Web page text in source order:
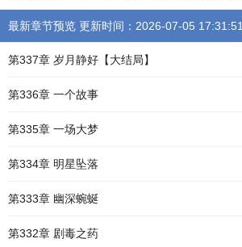
最新章节预览 更新时间：2026-07-05 17:31:51
第337章 岁月静好【大结局】
第336章 一个故事
第335章 一场大梦
第334章 明星坠落
第333章 幽深蜿蜒
第332章 剧毒之药